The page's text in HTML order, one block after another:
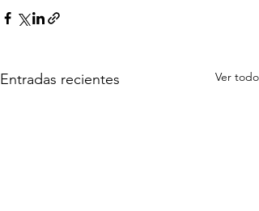
Entradas recientes Ver todo